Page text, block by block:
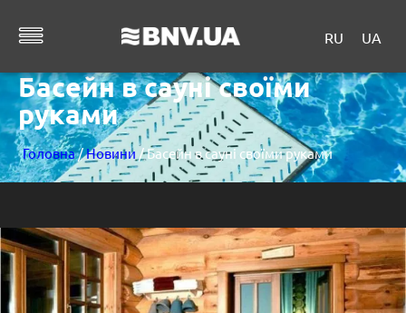
RU UA
Басейн в сауні своїми
руками
Головна/Новини / Басейн в сауні своїми руками